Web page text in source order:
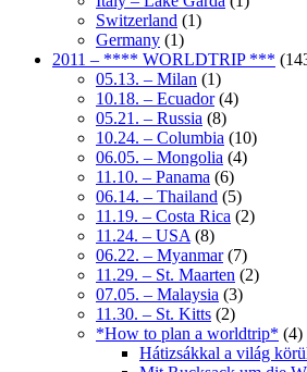
Switzerland (1)
Germany (1)
2011 – **** WORLDTRIP ***
05.13. – Milan (1)
10.18. – Ecuador(4)
05.21. – Russia (8)
10.24. – Columbia (10)
06.05. – Mongolia (4)
11.10. – Panama (6)
06.14. – Thailand (5)
11.19. – Costa Rica (2)
11.24. – USA (8)
06.22. – Myanmar(7)
11.29. – St. Maarten (2)
07.05. – Malaysia (3)
11.30. – St. Kitts (2)
*How to plan a worldtrip* (4)
Hátizsákkal a világ